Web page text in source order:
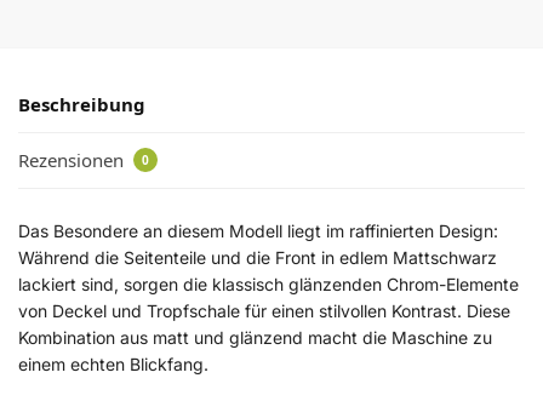
Beschreibung
Rezensionen 0
Das Besondere an diesem Modell liegt im raffinierten Design:
Während die Seitenteile und die Front in edlem Mattschwarz
lackiert sind, sorgen die klassisch glänzenden Chrom-Elemente
von Deckel und Tropfschale für einen stilvollen Kontrast. Diese
Kombination aus matt und glänzend macht die Maschine zu
einem echten Blickfang.